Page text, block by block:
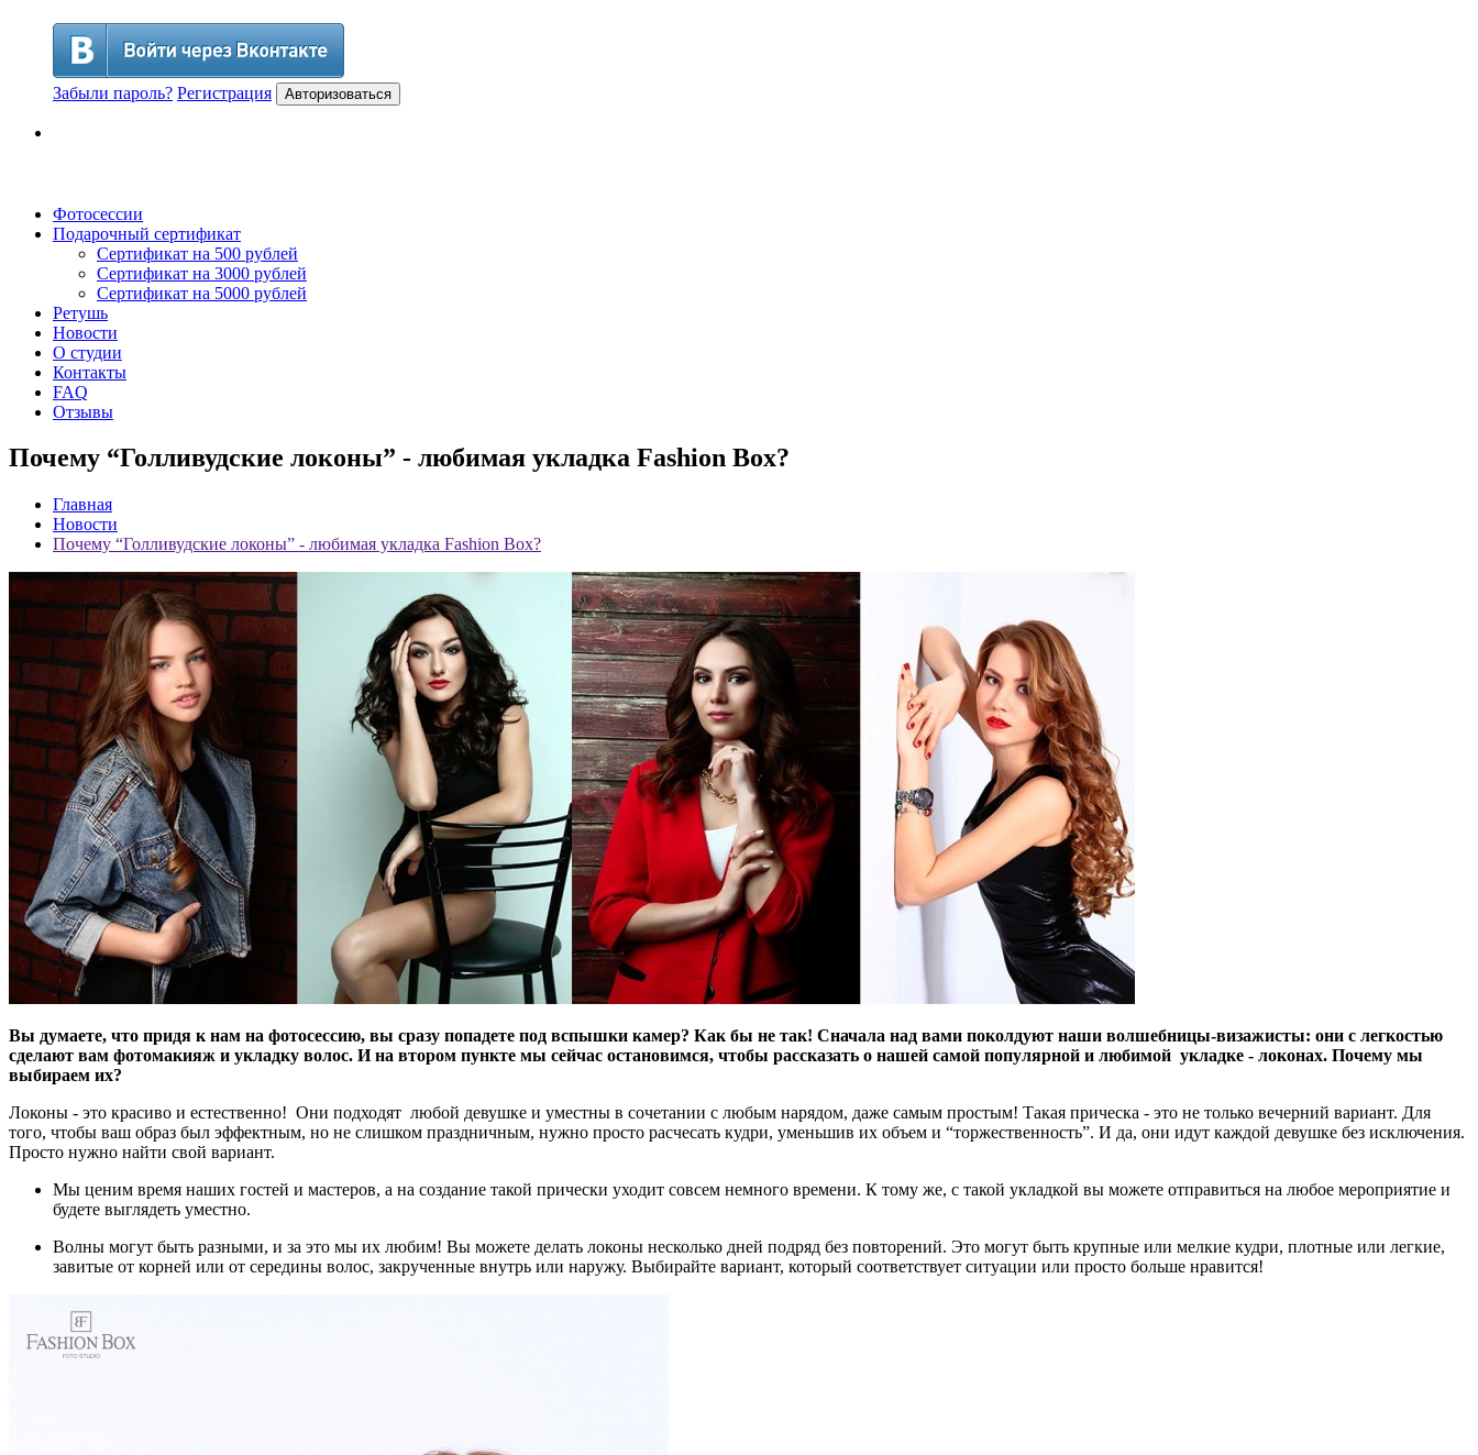
Забыли пароль? Регистрация Авторизоваться
Фотосессии
Подарочный сертификат
Сертификат на 500 рублей
Сертификат на 3000 рублей
Сертификат на 5000 рублей
Ретушь
Новости
О студии
Контакты
FAQ
Отзывы
Почему “Голливудские локоны” - любимая укладка Fashion Box?
Главная
Новости
Почему “Голливудские локоны” - любимая укладка Fashion Box?
Вы думаете, что придя к нам на фотосессию, вы сразу попадете под вспышки камер? Как бы не так! Сначала над вами поколдуют наши волшебницы-визажисты: они с легкостью
сделают вам фотомакияж и укладку волос. И на втором пункте мы сейчас остановимся, чтобы рассказать о нашей самой популярной и любимой укладке - локонах. Почему мы
выбираем их?
Локоны - это красиво и естественно! Они подходят любой девушке и уместны в сочетании с любым нарядом, даже самым простым! Такая прическа - это не только вечерний вариант. Для
того, чтобы ваш образ был эффектным, но не слишком праздничным, нужно просто расчесать кудри, уменьшив их объем и “торжественность”. И да, они идут каждой девушке без исключения.
Просто нужно найти свой вариант.
Мы ценим время наших гостей и мастеров, а на создание такой прически уходит совсем немного времени. К тому же, с такой укладкой вы можете отправиться на любое мероприятие и
будете выглядеть уместно.
Волны могут быть разными, и за это мы их любим! Вы можете делать локоны несколько дней подряд без повторений. Это могут быть крупные или мелкие кудри, плотные или легкие,
завитые от корней или от середины волос, закрученные внутрь или наружу. Выбирайте вариант, который соответствует ситуации или просто больше нравится!